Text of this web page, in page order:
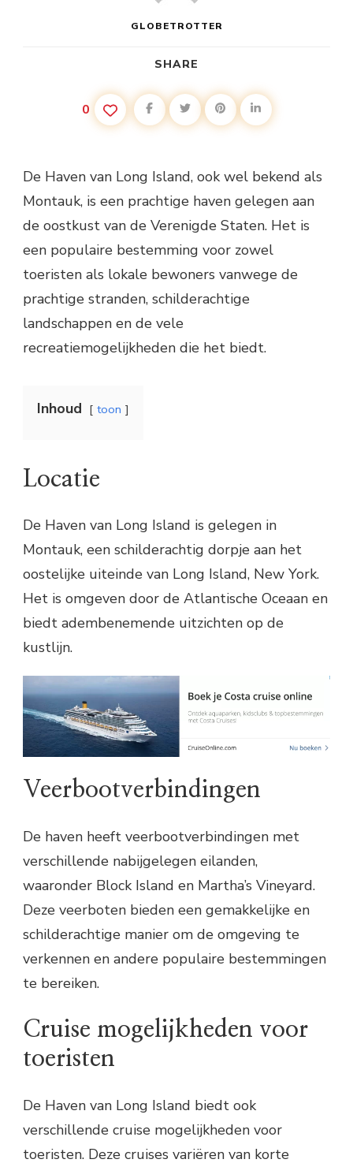
GLOBETROTTER
SHARE
0
De Haven van Long Island, ook wel bekend als
Montauk, is een prachtige haven gelegen aan
de oostkust van de Verenigde Staten. Het is
een populaire bestemming voor zowel
toeristen als lokale bewoners vanwege de
prachtige stranden, schilderachtige
landschappen en de vele
recreatiemogelijkheden die het biedt.
Inhoud toon
Locatie
De Haven van Long Island is gelegen in
Montauk, een schilderachtig dorpje aan het
oostelijke uiteinde van Long Island, New York.
Het is omgeven door de Atlantische Oceaan en
biedt adembenemende uitzichten op de
kustlijn.
Veerbootverbindingen
De haven heeft veerbootverbindingen met
verschillende nabijgelegen eilanden,
waaronder Block Island en Martha’s Vineyard.
Deze veerboten bieden een gemakkelijke en
schilderachtige manier om de omgeving te
verkennen en andere populaire bestemmingen
te bereiken.
Cruise mogelijkheden voor
toeristen
De Haven van Long Island biedt ook
verschillende cruise mogelijkheden voor
toeristen. Deze cruises variëren van korte